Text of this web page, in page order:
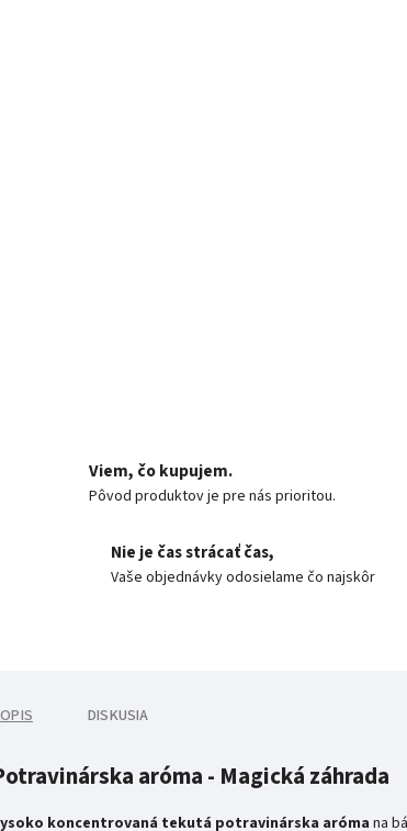
Viem, čo kupujem.
Pôvod produktov je pre nás prioritou.
Nie je čas strácať čas,
Vaše objednávky odosielame čo najskôr
DISKUSIA
aróma - Magická záhrada
koncentrovaná tekutá potravinárska aróma na